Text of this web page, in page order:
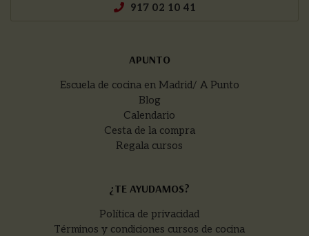
917 02 10 41
APUNTO
Escuela de cocina en Madrid/ A Punto
Blog
Calendario
Cesta de la compra
Regala cursos
¿TE AYUDAMOS?
Política de privacidad
Términos y condiciones cursos de cocina